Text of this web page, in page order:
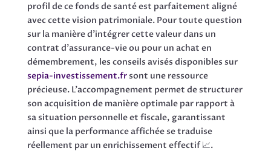
profil de ce fonds de santé est parfaitement aligné
avec cette vision patrimoniale. Pour toute question
sur la manière d’intégrer cette valeur dans un
contrat d’assurance-vie ou pour un achat en
démembrement, les conseils avisés disponibles sur
sepia-investissement.frsont une ressource
précieuse. L’accompagnement permet de structurer
son acquisition de manière optimale par rapport à
sa situation personnelle et fiscale, garantissant
ainsi que la performance affichée se traduise
réellement par un enrichissement effectif 📈.